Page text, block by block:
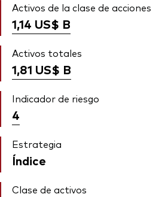
Activos de la clase de acciones
1,14 US$ B
Activos totales
1,81 US$ B
Indicador de riesgo
4
Estrategia
Índice
Clase de activos